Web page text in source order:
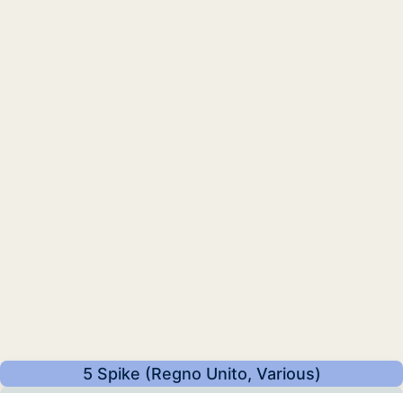
5 Spike (Regno Unito, Various)